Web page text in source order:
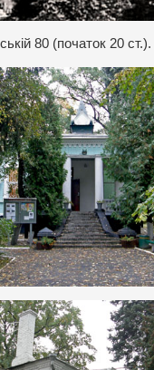
80 (початок 20 ст.).